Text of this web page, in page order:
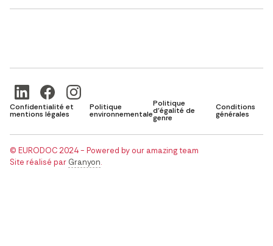
Confidentialité et
mentions légales
Politique
environnementale
Politique
d'égalité de
genre
Conditions
générales
© EURODOC 2024 - Powered by our amazing team
Site réalisé par Granyon.